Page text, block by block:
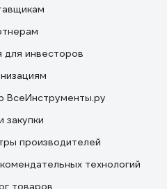
инвесторов
ВсеИнструменты.ру
закупки
производителей
технологий
товаров